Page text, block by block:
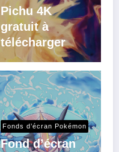
Pichu 4K
gratuit à
télécharger
Fonds d’écran Pokémon
Fond d’écran